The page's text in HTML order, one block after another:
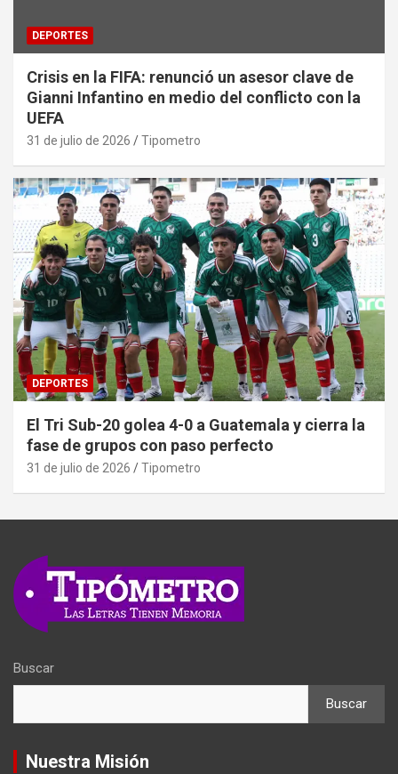
DEPORTES
Crisis en la FIFA: renunció un asesor clave de
Gianni Infantino en medio del conflicto con la
UEFA
31 de julio de 2026 Tipometro
DEPORTES
El Tri Sub-20 golea 4-0 a Guatemala y cierra la
fase de grupos con paso perfecto
31 de julio de 2026 Tipometro
Buscar
Buscar
Nuestra Misión